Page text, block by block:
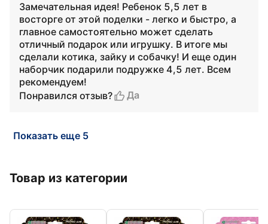
Замечательная идея! Ребенок 5,5 лет в
восторге от этой поделки - легко и быстро, а
главное самостоятельно может сделать
отличный подарок или игрушку. В итоге мы
сделали котика, зайку и собачку! И еще один
наборчик подарили подружке 4,5 лет. Всем
рекомендуем!
Понравился отзыв?
Да
Показать еще 5
Товар из категории